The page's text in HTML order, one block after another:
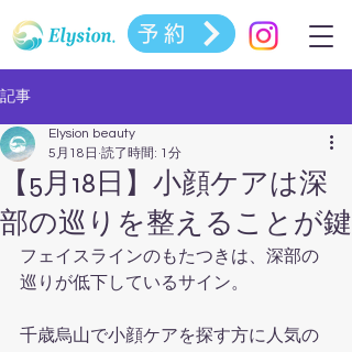
予約
記事
【5月18日】小顔ケアは深
部の巡りを整えることが鍵
Elysion beauty
5月18日 読了時間: 1分
フェイスラインのもたつきは、深部の
巡りが低下しているサイン。
千歳烏山で小顔ケアを探す方に人気の